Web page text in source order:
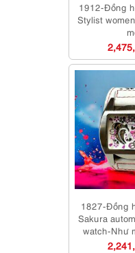
1912-Đồng
Stylist
1827-Đồng
Sakura
watch-Như